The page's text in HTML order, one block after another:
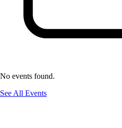
No events found.
See All Events